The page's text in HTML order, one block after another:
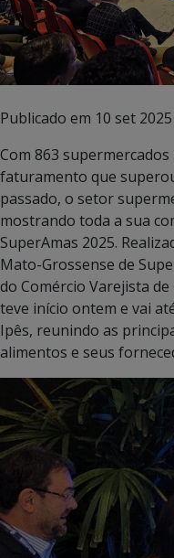
Publicado em 10 set 2025
Com 863
faturamento que
passado, o setor
mostrando toda a sua
SuperAmas 2025.
Mato-Grossense de
do Comércio Varejista
teve início ontem e vai
Ipês, reunindo as
alimentos e seus